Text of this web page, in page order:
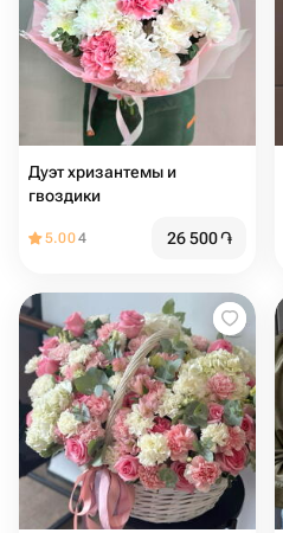
Дуэт хризантемы и
гвоздики
5.004 26 500֏